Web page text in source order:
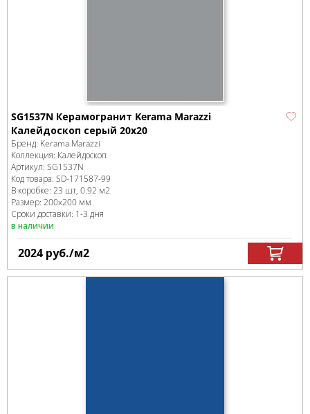
SG1537N Керамогранит Kerama Marazzi
Калейдоскоп серый 20х20
Бренд: Kerama Marazzi
Коллекция: Калейдоскоп
Артикул: SG1537N
Код товара: SD-171587-99
В коробке: 23 шт, 0.92 м2
Размер: 200x200 мм
Сроки доставки: 1-3 дня
в наличии
2024 руб./м2